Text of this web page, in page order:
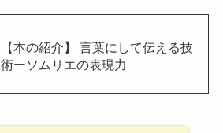
【本の紹介】 言葉にして伝える技
術ーソムリエの表現力